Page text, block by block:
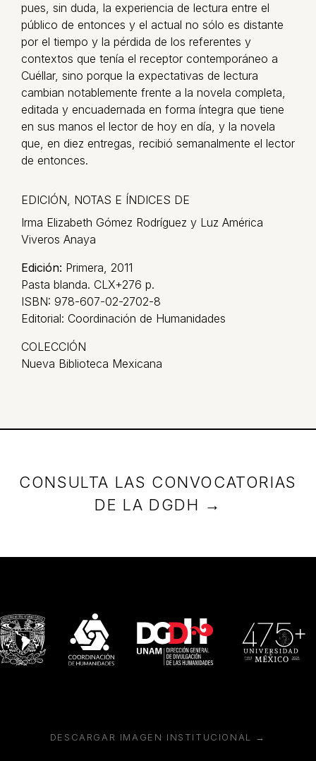
pues, sin duda, la experiencia de lectura entre el
público de entonces y el actual no sólo es distante
por el tiempo y la pérdida de los referentes y
contextos que tenía el receptor contemporáneo a
Cuéllar, sino porque la expectativas de lectura
cambian notablemente frente a la novela completa,
editada y encuadernada en forma íntegra que tiene
en sus manos el lector de hoy en día, y la novela
que, en diez entregas, recibió semanalmente el lector
de entonces.
EDICIÓN, NOTAS E ÍNDICES DE
Irma Elizabeth Gómez Rodríguez y Luz América
Viveros Anaya
Edición: Primera, 2011
Pasta blanda. CLX+276 p.
ISBN: 978-607-02-2702-8
Editorial: Coordinación de Humanidades
COLECCIÓN
Nueva Biblioteca Mexicana
CONSULTA LAS CONVOCATORIAS
DE LA DGDH →
DESCARGAR IMAGEN INSTITUCIONAL →